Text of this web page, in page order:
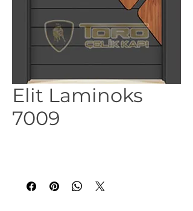
Elit Laminoks
7009